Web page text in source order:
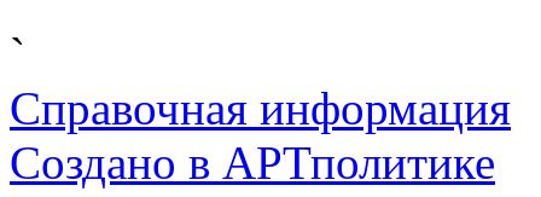
`
Справочная информация
Cоздано в АРТполитике